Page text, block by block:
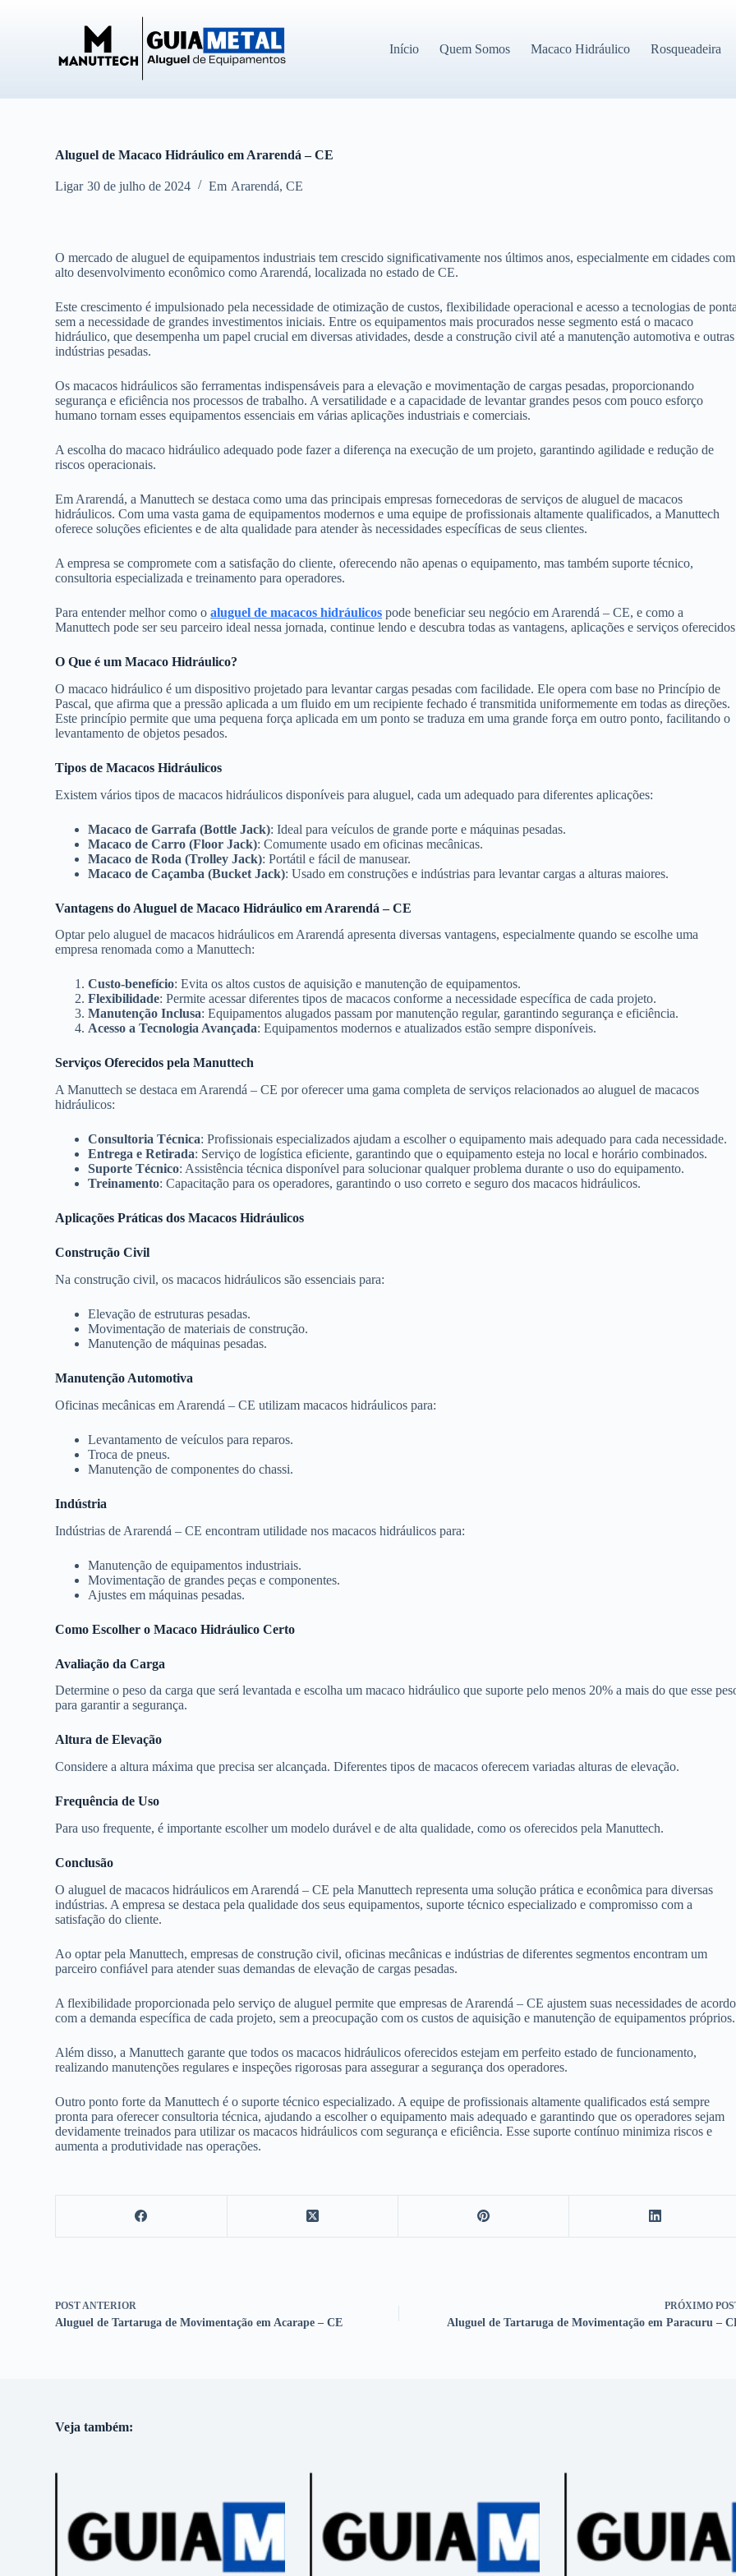
Início Quem Somos Macaco Hidráulico Rosqueadeira
Aluguel de Macaco Hidráulico em Ararendá – CE
Ligar 30 de julho de 2024 Em Ararendá,CE
O mercado de aluguel de equipamentos industriais tem crescido significativamente nos últimos anos, especialmente em cidades com
alto desenvolvimento econômico como Ararendá, localizada no estado de CE.
Este crescimento é impulsionado pela necessidade de otimização de custos, flexibilidade operacional e acesso a tecnologias de
sem a necessidade de grandes investimentos iniciais. Entre os equipamentos mais procurados nesse segmento está o macaco
hidráulico, que desempenha um papel crucial em diversas atividades, desde a construção civil até a manutenção automotiva e outras
indústrias pesadas.
Os macacos hidráulicos são ferramentas indispensáveis para a elevação e movimentação de cargas pesadas, proporcionando
segurança e eficiência nos processos de trabalho. A versatilidade e a capacidade de levantar grandes pesos com pouco esforço
humano tornam esses equipamentos essenciais em várias aplicações industriais e comerciais.
A escolha do macaco hidráulico adequado pode fazer a diferença na execução de um projeto, garantindo agilidade e redução de
riscos operacionais.
Em Ararendá, a Manuttech se destaca como uma das principais empresas fornecedoras de serviços de aluguel de macacos
hidráulicos. Com uma vasta gama de equipamentos modernos e uma equipe de profissionais altamente qualificados, a Manuttech
oferece soluções eficientes e de alta qualidade para atender às necessidades específicas de seus clientes.
A empresa se compromete com a satisfação do cliente, oferecendo não apenas o equipamento, mas também suporte técnico,
consultoria especializada e treinamento para operadores.
Para entender melhor como oaluguel de macacos hidráulicos pode beneficiar seu negócio em Ararendá – CE, e como a
Manuttech pode ser seu parceiro ideal nessa jornada, continue lendo e descubra todas as vantagens, aplicações e serviços
O Que é um Macaco Hidráulico?
O macaco hidráulico é um dispositivo projetado para levantar cargas pesadas com facilidade. Ele opera com base no Princípio de
Pascal, que afirma que a pressão aplicada a um fluido em um recipiente fechado é transmitida uniformemente em todas as direções.
Este princípio permite que uma pequena força aplicada em um ponto se traduza em uma grande força em outro ponto, facilitando o
levantamento de objetos pesados.
Tipos de Macacos Hidráulicos
Existem vários tipos de macacos hidráulicos disponíveis para aluguel, cada um adequado para diferentes aplicações:
Macaco de Garrafa (Bottle Jack): Ideal para veículos de grande porte e máquinas pesadas.
Macaco de Carro (Floor Jack): Comumente usado em oficinas mecânicas.
Macaco de Roda (Trolley Jack): Portátil e fácil de manusear.
Macaco de Caçamba (Bucket Jack): Usado em construções e indústrias para levantar cargas a alturas maiores.
Vantagens do Aluguel de Macaco Hidráulico em Ararendá – CE
Optar pelo aluguel de macacos hidráulicos em Ararendá apresenta diversas vantagens, especialmente quando se escolhe uma
empresa renomada como a Manuttech:
Custo-benefício: Evita os altos custos de aquisição e manutenção de equipamentos.
Flexibilidade: Permite acessar diferentes tipos de macacos conforme a necessidade específica de cada projeto.
Manutenção Inclusa: Equipamentos alugados passam por manutenção regular, garantindo segurança e eficiência.
Acesso a Tecnologia Avançada: Equipamentos modernos e atualizados estão sempre disponíveis.
Serviços Oferecidos pela Manuttech
A Manuttech se destaca em Ararendá – CE por oferecer uma gama completa de serviços relacionados ao aluguel de macacos
hidráulicos:
Consultoria Técnica: Profissionais especializados ajudam a escolher o equipamento mais adequado para cada necessidade.
Entrega e Retirada: Serviço de logística eficiente, garantindo que o equipamento esteja no local e horário combinados.
Suporte Técnico: Assistência técnica disponível para solucionar qualquer problema durante o uso do equipamento.
Treinamento: Capacitação para os operadores, garantindo o uso correto e seguro dos macacos hidráulicos.
Aplicações Práticas dos Macacos Hidráulicos
Construção Civil
Na construção civil, os macacos hidráulicos são essenciais para:
Elevação de estruturas pesadas.
Movimentação de materiais de construção.
Manutenção de máquinas pesadas.
Manutenção Automotiva
Oficinas mecânicas em Ararendá – CE utilizam macacos hidráulicos para:
Levantamento de veículos para reparos.
Troca de pneus.
Manutenção de componentes do chassi.
Indústria
Indústrias de Ararendá – CE encontram utilidade nos macacos hidráulicos para:
Manutenção de equipamentos industriais.
Movimentação de grandes peças e componentes.
Ajustes em máquinas pesadas.
Como Escolher o Macaco Hidráulico Certo
Avaliação da Carga
Determine o peso da carga que será levantada e escolha um macaco hidráulico que suporte pelo menos 20% a mais do que esse
para garantir a segurança.
Altura de Elevação
Considere a altura máxima que precisa ser alcançada. Diferentes tipos de macacos oferecem variadas alturas de elevação.
Frequência de Uso
Para uso frequente, é importante escolher um modelo durável e de alta qualidade, como os oferecidos pela Manuttech.
Conclusão
O aluguel de macacos hidráulicos em Ararendá – CE pela Manuttech representa uma solução prática e econômica para diversas
indústrias. A empresa se destaca pela qualidade dos seus equipamentos, suporte técnico especializado e compromisso com a
satisfação do cliente.
Ao optar pela Manuttech, empresas de construção civil, oficinas mecânicas e indústrias de diferentes segmentos encontram um
parceiro confiável para atender suas demandas de elevação de cargas pesadas.
A flexibilidade proporcionada pelo serviço de aluguel permite que empresas de Ararendá – CE ajustem suas necessidades de acordo
com a demanda específica de cada projeto, sem a preocupação com os custos de aquisição e manutenção de equipamentos próprios.
Além disso, a Manuttech garante que todos os macacos hidráulicos oferecidos estejam em perfeito estado de funcionamento,
realizando manutenções regulares e inspeções rigorosas para assegurar a segurança dos operadores.
Outro ponto forte da Manuttech é o suporte técnico especializado. A equipe de profissionais altamente qualificados está sempre
pronta para oferecer consultoria técnica, ajudando a escolher o equipamento mais adequado e garantindo que os operadores sejam
devidamente treinados para utilizar os macacos hidráulicos com segurança e eficiência. Esse suporte contínuo minimiza riscos e
aumenta a produtividade nas operações.
POST ANTERIOR
Aluguel de Tartaruga de Movimentação em Acarape – CE
PRÓXIMO
Aluguel de Tartaruga de Movimentação em Paracuru –
Veja também: